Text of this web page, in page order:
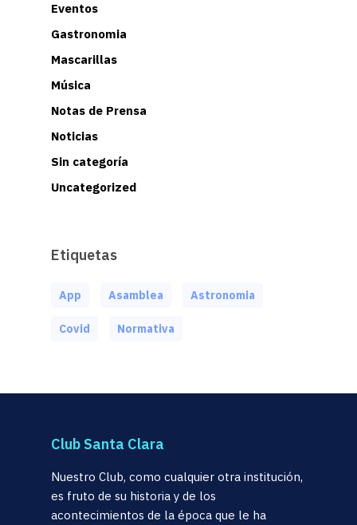
Eventos
Gastronomia
Mascarillas
Música
Notas de Prensa
Noticias
Sin categoría
Uncategorized
Etiquetas
App Asamblea Astronomia
Covid Normativa
Club Santa Clara
Nuestro Club, como cualquier otra institución,
es fruto de su historia y de los
acontecimientos de la época que le ha